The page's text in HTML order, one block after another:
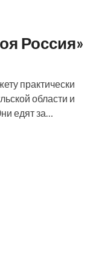
Россия»
практически
области и
едят за…